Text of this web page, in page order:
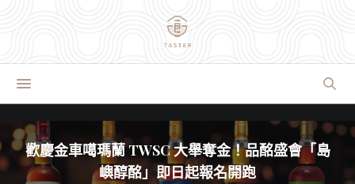
歡慶金車噶瑪蘭 TWSC 大舉奪金！品酩盛會「島
嶼醇酩」即日起報名開跑